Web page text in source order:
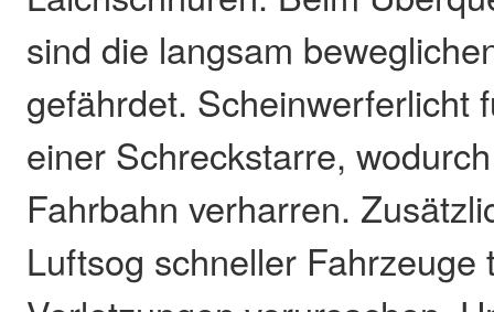
sind die langsam
gefährdet. Scheinwerferlicht
einer Schreckstarre,
Fahrbahn verharren.
Luftsog schneller Fahrzeuge